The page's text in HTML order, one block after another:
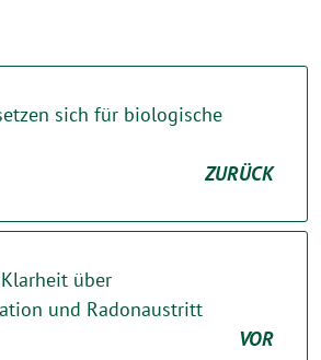
sich für biologische
ZURÜCK
über
und Radonaustritt
VOR